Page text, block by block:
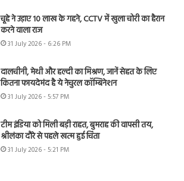
चूहे ने उड़ाए 10 लाख के गहने, CCTV में खुला चोरी का हैरान
करने वाला राज
31 July 2026 - 6:26 PM
दालचीनी, मेथी और हल्दी का मिश्रण, जानें सेहत के लिए
कितना फायदेमंद है ये नेचुरल कॉम्बिनेशन
31 July 2026 - 5:57 PM
टीम इंडिया को मिली बड़ी राहत, बुमराह की वापसी तय,
श्रीलंका दौरे से पहले खत्म हुई चिंता
31 July 2026 - 5:21 PM